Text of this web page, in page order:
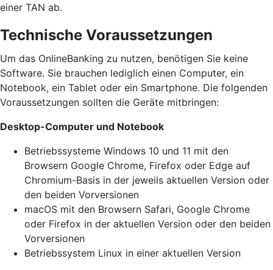
einer TAN ab.
Technische Voraussetzungen
Um das OnlineBanking zu nutzen, benötigen Sie keine
Software. Sie brauchen lediglich einen Computer, ein
Notebook, ein Tablet oder ein Smartphone. Die folgenden
Voraussetzungen sollten die Geräte mitbringen:
Desktop-Computer und Notebook
Betriebssysteme Windows 10 und 11 mit den
Browsern Google Chrome, Firefox oder Edge auf
Chromium-Basis in der jeweils aktuellen Version oder
den beiden Vorversionen
macOS mit den Browsern Safari, Google Chrome
oder Firefox in der aktuellen Version oder den beiden
Vorversionen
Betriebssystem Linux in einer aktuellen Version